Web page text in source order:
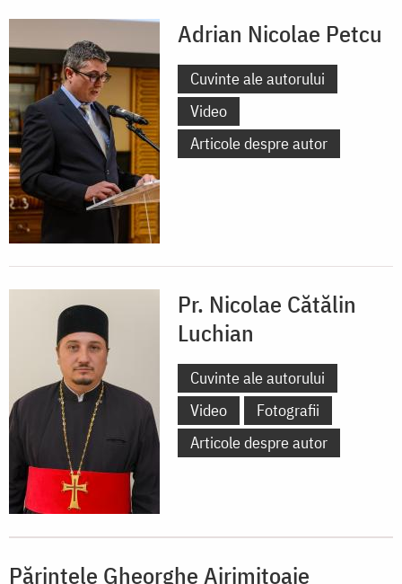
Adrian Nicolae Petcu
Cuvinte ale autorului
Video
Articole despre autor
Pr. Nicolae Cătălin
Luchian
Cuvinte ale autorului
Video
Fotografii
Articole despre autor
Părintele Gheorghe Airimițoaie